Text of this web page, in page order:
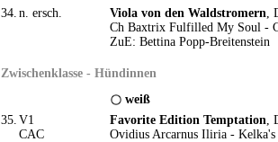
34. n. ersch. Viola von den Waldstromern,
Ch Baxtrix Fulfilled My Soul -
ZuE: Bettina Popp-Breitenstein
Zwischenklasse - Hündinnen
weiß
35. V1
CAC
Favorite Edition Temptation,
Ovidius Arcarnus Iliria -